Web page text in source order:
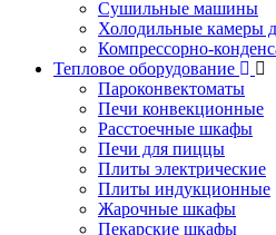
Сушильные машины
Холодильные камеры
Компрессорно-
Тепловое оборудование
Пароконвектоматы
Печи конвекционные
Расстоечные шкафы
Печи для пиццы
Плиты электрические
Плиты индукционные
Жарочные шкафы
Пекарские шкафы